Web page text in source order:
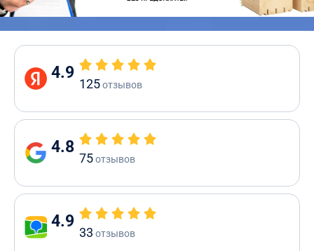
4.9
125отзывов
4.8
75отзывов
4.9
33 отзывов